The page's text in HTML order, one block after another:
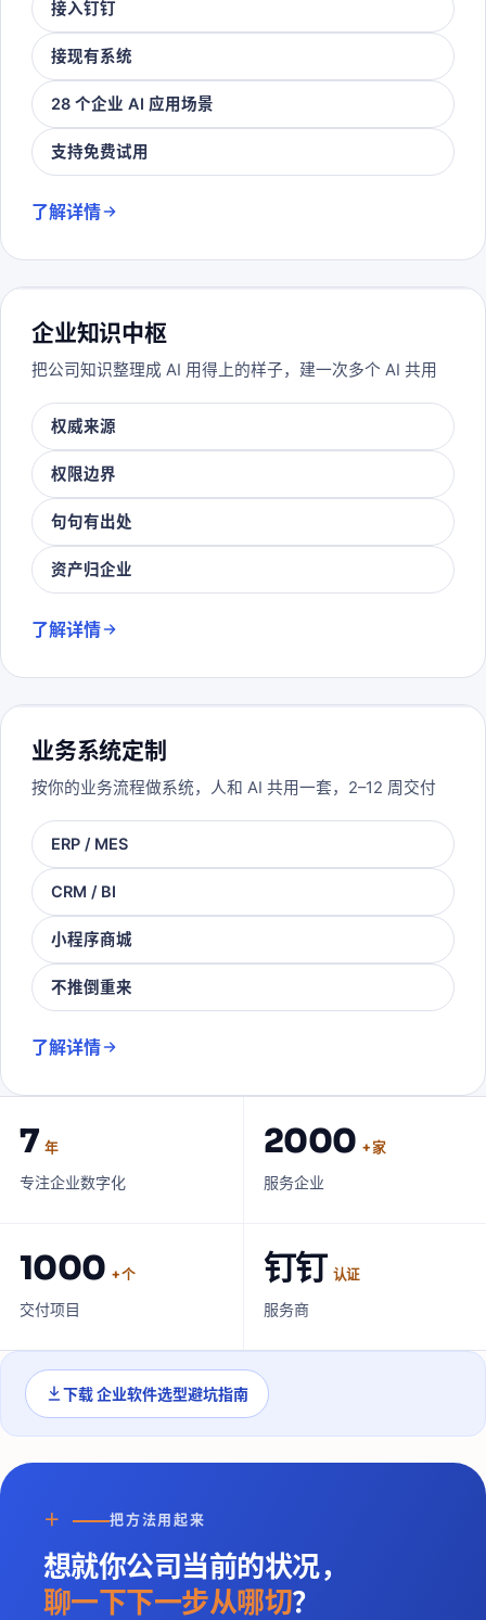
接入钉钉
接现有系统
28 个企业 AI 应用场景
支持免费试用
了解详情
企业知识中枢
把公司知识整理成 AI 用得上的样子，建一次多个 AI 共用
权威来源
权限边界
句句有出处
资产归企业
了解详情
业务系统定制
按你的业务流程做系统，人和 AI 共用一套，2–12 周交付
ERP / MES
CRM / BI
小程序商城
不推倒重来
了解详情
7 年
专注企业数字化
2000 + 家
服务企业
1000 + 个
交付项目
钉钉 认证
服务商
下载企业软件选型避坑指南
＋ 把方法用起来
想就你公司当前的状况，
聊一下下一步从哪切？